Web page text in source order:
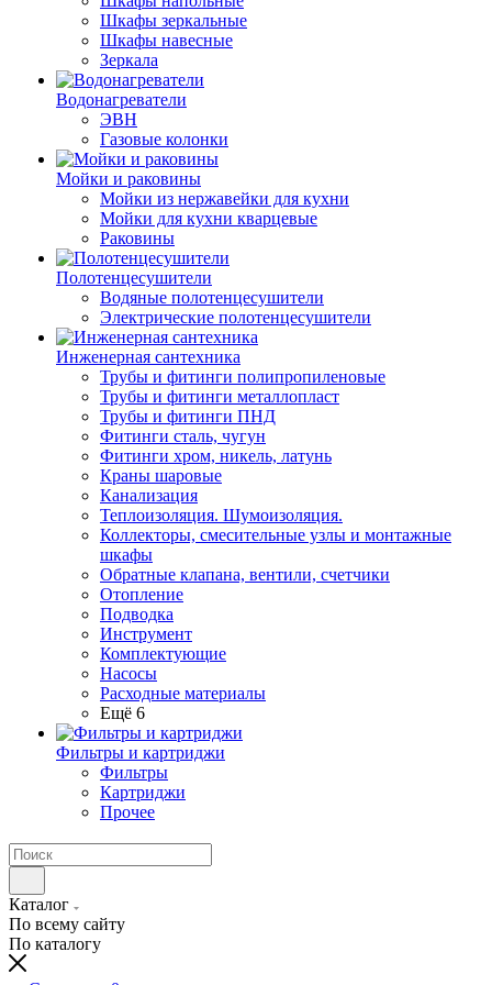
Шкафы зеркальные
Шкафы навесные
Зеркала
Водонагреватели
ЭВН
Газовые колонки
Мойки и раковины
Мойки из нержавейки для кухни
Мойки для кухни кварцевые
Раковины
Полотенцесушители
Водяные полотенцесушители
Электрические полотенцесушители
Инженерная сантехника
Трубы и фитинги полипропиленовые
Трубы и фитинги металлопласт
Трубы и фитинги ПНД
Фитинги сталь, чугун
Фитинги хром, никель, латунь
Краны шаровые
Канализация
Теплоизоляция. Шумоизоляция.
Коллекторы, смесительные узлы и монтажные
шкафы
Обратные клапана, вентили, счетчики
Отопление
Подводка
Инструмент
Комплектующие
Насосы
Расходные материалы
Ещё 6
Фильтры и картриджи
Фильтры
Картриджи
Прочее
Каталог
По всему сайту
По каталогу